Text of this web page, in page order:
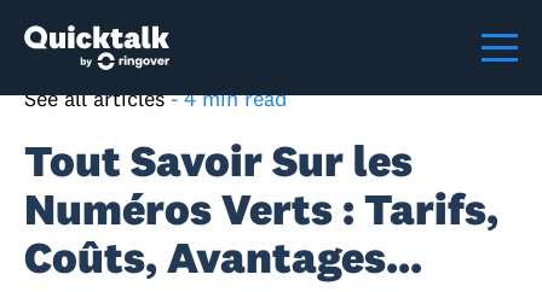
See all articles - 4 min read
Tout Savoir Sur les
Numéros Verts : Tarifs,
Coûts, Avantages...